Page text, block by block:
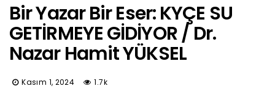
Bir Yazar Bir Eser: KYÇE SU
GETİRMEYE GİDİYOR / Dr.
Nazar Hamit YÜKSEL
Kasım 1, 2024 1.7k